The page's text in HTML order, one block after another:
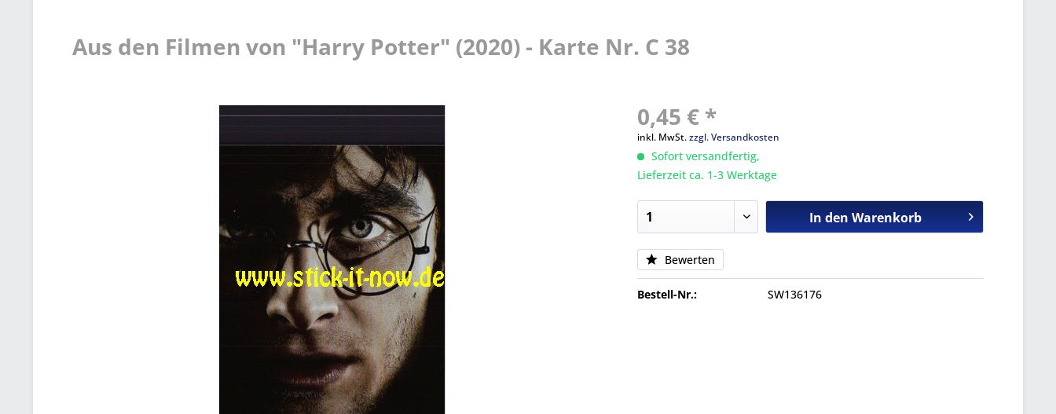
Aus den Filmen von "Harry Potter" (2020) - Karte Nr. C 38
0,45 € *
inkl. MwSt.zzgl. Versandkosten
Sofort versandfertig,
Lieferzeit ca. 1-3 Werktage
In den Warenkorb
Bewerten
Bestell-Nr.: SW136176